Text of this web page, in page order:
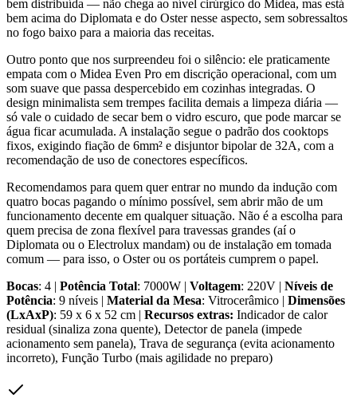
bem distribuída — não chega ao nível cirúrgico do Midea, mas está
bem acima do Diplomata e do Oster nesse aspecto, sem sobressaltos
no fogo baixo para a maioria das receitas.
Outro ponto que nos surpreendeu foi o silêncio: ele praticamente
empata com o Midea Even Pro em discrição operacional, com um
som suave que passa despercebido em cozinhas integradas. O
design minimalista sem trempes facilita demais a limpeza diária —
só vale o cuidado de secar bem o vidro escuro, que pode marcar se
água ficar acumulada. A instalação segue o padrão dos cooktops
fixos, exigindo fiação de 6mm² e disjuntor bipolar de 32A, com a
recomendação de uso de conectores específicos.
Recomendamos para quem quer entrar no mundo da indução com
quatro bocas pagando o mínimo possível, sem abrir mão de um
funcionamento decente em qualquer situação. Não é a escolha para
quem precisa de zona flexível para travessas grandes (aí o
Diplomata ou o Electrolux mandam) ou de instalação em tomada
comum — para isso, o Oster ou os portáteis cumprem o papel.
Bocas: 4 | Potência Total: 7000W | Voltagem: 220V | Níveis de
Potência: 9 níveis | Material da Mesa: Vitrocerâmico | Dimensões
(LxAxP): 59 x 6 x 52 cm | Recursos extras: Indicador de calor
residual (sinaliza zona quente), Detector de panela (impede
acionamento sem panela), Trava de segurança (evita acionamento
incorreto), Função Turbo (mais agilidade no preparo)